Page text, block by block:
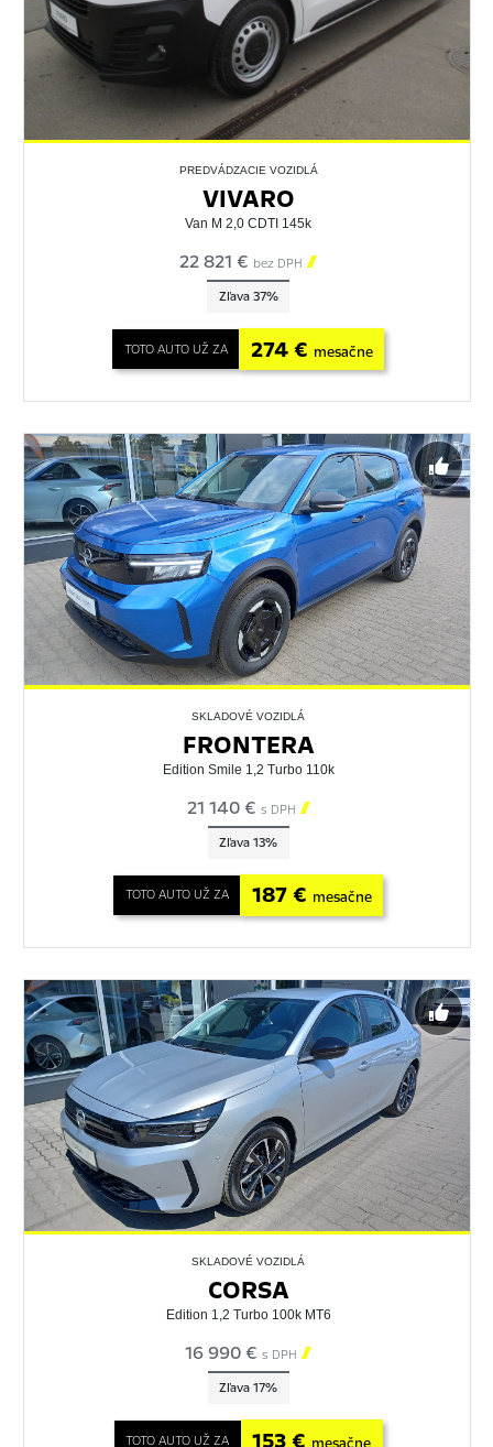
PREDVÁDZACIE VOZIDLÁ
VIVARO
Van M 2,0 CDTI 145k
22 821 € bez DPH 
Zľava 37%
TOTO AUTO UŽ ZA 274 € mesačne
SKLADOVÉ VOZIDLÁ
FRONTERA
Edition Smile 1,2 Turbo 110k
21 140 € s DPH 
Zľava 13%
TOTO AUTO UŽ ZA 187 € mesačne
SKLADOVÉ VOZIDLÁ
CORSA
Edition 1,2 Turbo 100k MT6
16 990 €s DPH 
Zľava 17%
TOTO AUTO UŽ ZA 153 €